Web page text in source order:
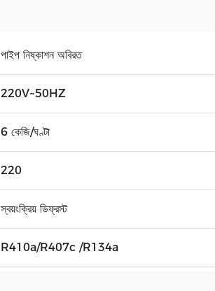
পাইপ নিষ্কাশন অবিরত
220V~50HZ
6 কেজি/ঘণ্টা
220
স্বয়ংক্রিয় ডিফ্রস্ট
R410a/R407c /R134a